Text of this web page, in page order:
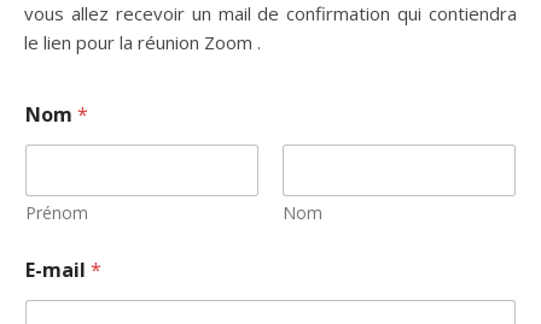
vous allez recevoir un mail de confirmation qui contiendra
le lien pour la réunion Zoom .
o
m
u
E
m
a
i
Nom *
Prénom Nom
E-mail *